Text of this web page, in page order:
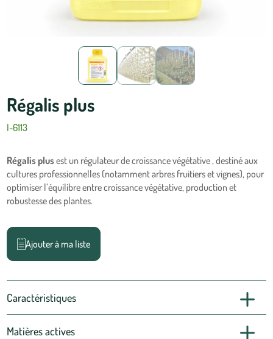
Régalis plus
I-6113
Régalis plusest un régulateur de croissance végétative , destiné aux
cultures professionnelles (notamment arbres fruitiers et vignes), pour
optimiser l’équilibre entre croissance végétative, production et
robustesse des plantes.
Ajouter à ma liste
Caractéristiques
Matières actives